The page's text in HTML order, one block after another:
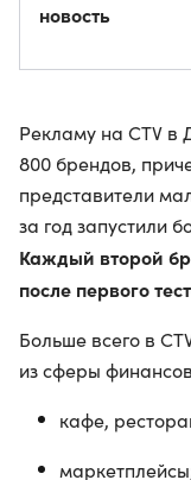
новость
Рекламу на CTV в
800 брендов,
представители
за год запустили
Каждый второй
после первого
Больше всего в
из сферы
кафе,